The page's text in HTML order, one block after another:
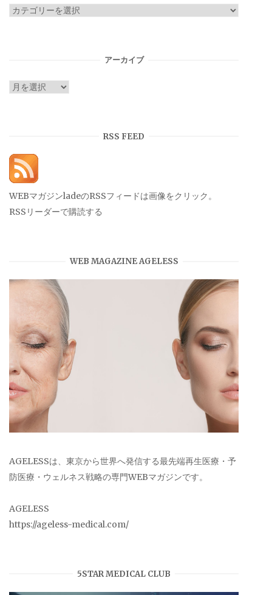
カ
アーカイブ
ア
RSS FEED
WEBマガジンladeのRSSフィードは画像をクリック。
RSSリーダーで購読する
WEB MAGAZINE AGELESS
AGELESSは、東京から世界へ発信する最先端再生医療・予
防医療・ウェルネス戦略の専門WEBマガジンです。
AGELESS
https://ageless-medical.com/
5STAR MEDICAL CLUB